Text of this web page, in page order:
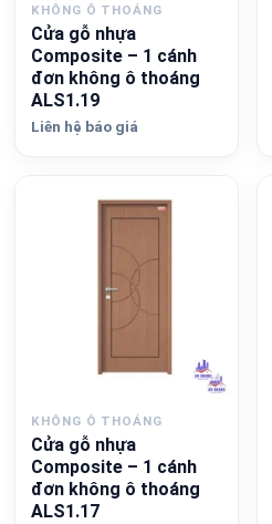
KHÔNG Ô THOÁNG
Cửa gỗ nhựa
Composite – 1 cánh
đơn không ô thoáng
ALS1.19
Liên hệ báo giá
KHÔNG Ô THOÁNG
Cửa gỗ nhựa
Composite – 1 cánh
đơn không ô thoáng
ALS1.17